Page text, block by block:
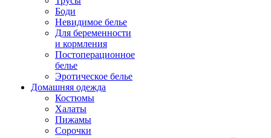
Боди
Невидимое белье
Для беременности
и кормления
Постоперационное
белье
Эротическое белье
Домашняя одежда
Костюмы
Халаты
Пижамы
Сорочки